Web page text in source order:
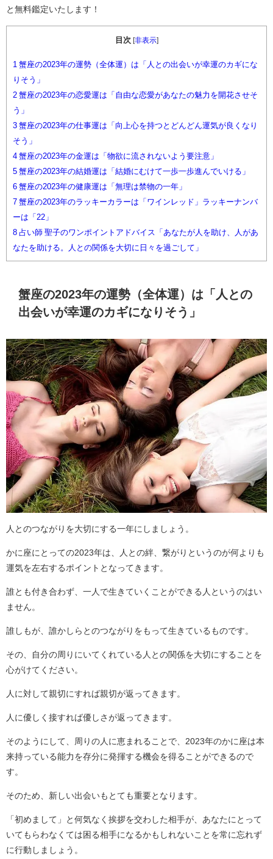
と無料鑑定いたします！
目次 非表示]
1 蟹座の2023年の運勢（全体運）は「人との出会いが幸運のカギにな
りそう」
2 蟹座の2023年の恋愛運は「自由な恋愛があなたの魅力を開花させそ
う」
3 蟹座の2023年の仕事運は「向上心を持つとどんどん運気が良くなり
そう」
4 蟹座の2023年の金運は「物欲に流されないよう要注意」
5 蟹座の2023年の結婚運は「結婚にむけて一歩一歩進んでいける」
6 蟹座の2023年の健康運は「無理は禁物の一年」
7 蟹座の2023年のラッキーカラーは「ワインレッド」ラッキーナンバ
ーは「22」
8 占い師 聖子のワンポイントアドバイス「あなたが人を助け、人があ
なたを助ける。人との関係を大切に日々を過ごして」
蟹座の2023年の運勢（全体運）は「人との
出会いが幸運のカギになりそう」
人とのつながりを大切にする一年にしましょう。
かに座にとっての2023年は、人との絆、繋がりというのが何よりも
運気を左右するポイントとなってきます。
誰とも付き合わず、一人で生きていくことができる人というのはい
ません。
誰しもが、誰かしらとのつながりをもって生きているものです。
その、自分の周りにいてくれている人との関係を大切にすることを
心がけてください。
人に対して親切にすれば親切が返ってきます。
人に優しく接すれば優しさが返ってきます。
そのようにして、周りの人に恵まれることで、2023年のかに座は本
来持っている能力を存分に発揮する機会を得ることができるので
す。
そのため、新しい出会いもとても重要となります。
「初めまして」と何気なく挨拶を交わした相手が、あなたにとって
いてもらわなくては困る相手になるかもしれないことを常に忘れず
に行動しましょう。